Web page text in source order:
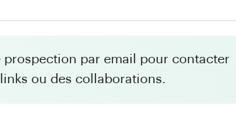
prospection par email pour contacter
ou des collaborations.